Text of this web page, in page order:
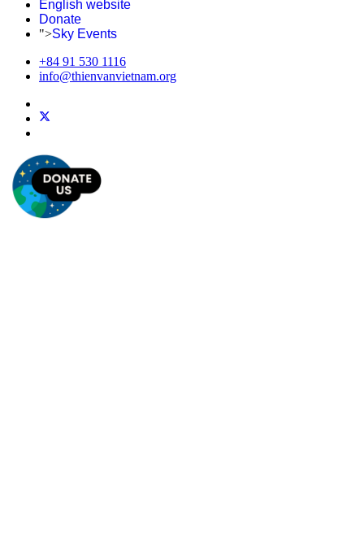
English website
Donate
">Sky Events
+84 91 530 1116
info@thienvanvietnam.org